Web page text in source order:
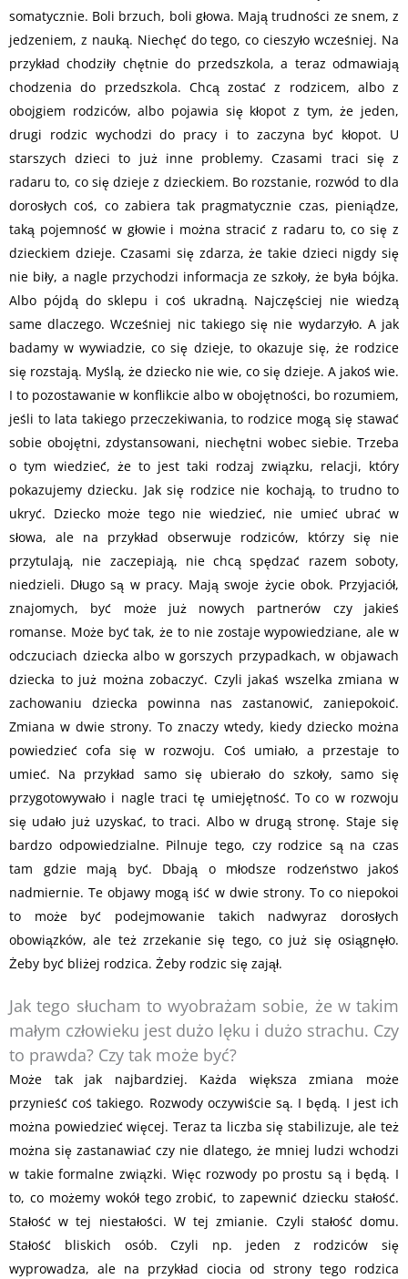
somatycznie. Boli brzuch, boli głowa. Mają trudności ze snem, z
jedzeniem, z nauką. Niechęć do tego, co cieszyło wcześniej. Na
przykład chodziły chętnie do przedszkola, a teraz odmawiają
chodzenia do przedszkola. Chcą zostać z rodzicem, albo z
obojgiem rodziców, albo pojawia się kłopot z tym, że jeden,
drugi rodzic wychodzi do pracy i to zaczyna być kłopot. U
starszych dzieci to już inne problemy. Czasami traci się z
radaru to, co się dzieje z dzieckiem. Bo rozstanie, rozwód to dla
dorosłych coś, co zabiera tak pragmatycznie czas, pieniądze,
taką pojemność w głowie i można stracić z radaru to, co się z
dzieckiem dzieje. Czasami się zdarza, że takie dzieci nigdy się
nie biły, a nagle przychodzi informacja ze szkoły, że była bójka.
Albo pójdą do sklepu i coś ukradną. Najczęściej nie wiedzą
same dlaczego. Wcześniej nic takiego się nie wydarzyło. A jak
badamy w wywiadzie, co się dzieje, to okazuje się, że rodzice
się rozstają. Myślą, że dziecko nie wie, co się dzieje. A jakoś wie.
I to pozostawanie w konflikcie albo w obojętności, bo rozumiem,
jeśli to lata takiego przeczekiwania, to rodzice mogą się stawać
sobie obojętni, zdystansowani, niechętni wobec siebie. Trzeba
o tym wiedzieć, że to jest taki rodzaj związku, relacji, który
pokazujemy dziecku. Jak się rodzice nie kochają, to trudno to
ukryć. Dziecko może tego nie wiedzieć, nie umieć ubrać w
słowa, ale na przykład obserwuje rodziców, którzy się nie
przytulają, nie zaczepiają, nie chcą spędzać razem soboty,
niedzieli. Długo są w pracy. Mają swoje życie obok. Przyjaciół,
znajomych, być może już nowych partnerów czy jakieś
romanse. Może być tak, że to nie zostaje wypowiedziane, ale w
odczuciach dziecka albo w gorszych przypadkach, w objawach
dziecka to już można zobaczyć. Czyli jakaś wszelka zmiana w
zachowaniu dziecka powinna nas zastanowić, zaniepokoić.
Zmiana w dwie strony. To znaczy wtedy, kiedy dziecko można
powiedzieć cofa się w rozwoju. Coś umiało, a przestaje to
umieć. Na przykład samo się ubierało do szkoły, samo się
przygotowywało i nagle traci tę umiejętność. To co w rozwoju
się udało już uzyskać, to traci. Albo w drugą stronę. Staje się
bardzo odpowiedzialne. Pilnuje tego, czy rodzice są na czas
tam gdzie mają być. Dbają o młodsze rodzeństwo jakoś
nadmiernie. Te objawy mogą iść w dwie strony. To co niepokoi
to może być podejmowanie takich nadwyraz dorosłych
obowiązków, ale też zrzekanie się tego, co już się osiągnęło.
Żeby być bliżej rodzica. Żeby rodzic się zajął.
Jak tego słucham to wyobrażam sobie, że w takim
małym człowieku jest dużo lęku i dużo strachu. Czy
to prawda? Czy tak może być?
Może tak jak najbardziej. Każda większa zmiana może
przynieść coś takiego. Rozwody oczywiście są. I będą. I jest ich
można powiedzieć więcej. Teraz ta liczba się stabilizuje, ale też
można się zastanawiać czy nie dlatego, że mniej ludzi wchodzi
w takie formalne związki. Więc rozwody po prostu są i będą. I
to, co możemy wokół tego zrobić, to zapewnić dziecku stałość.
Stałość w tej niestałości. W tej zmianie. Czyli stałość domu.
Stałość bliskich osób. Czyli np. jeden z rodziców się
wyprowadza, ale na przykład ciocia od strony tego rodzica